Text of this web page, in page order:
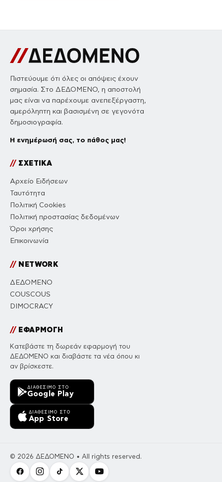
Πιστεύουμε ότι όλες οι απόψεις έχουν
σημασία. Στο ΔΕΔΟΜΕΝΟ, η αποστολή
μας είναι να παρέχουμε ανεπεξέργαστη,
αμερόληπτη και βασισμένη σε γεγονότα
δημοσιογραφία.
Η ενημέρωσή σας, το πάθος μας!
//ΣΧΕΤΙΚΑ
Αρχείο Ειδήσεων
Ταυτότητα
Πολιτική Cookies
Πολιτική προστασίας δεδομένων
Όροι χρήσης
Επικοινωνία
//NETWORK
ΔΕΔΟΜΕΝΟ
COUSCOUS
DIMOCRACY
//ΕΦΑΡΜΟΓΗ
Κατεβάστε τη δωρεάν εφαρμογή του
ΔΕΔΟΜΕΝΟ και διαβάστε τα νέα όπου κι
αν βρίσκεστε.
ΔΙΑΘΈΣΙΜΟ ΣΤΟ
Google Play
ΔΙΑΘΈΣΙΜΟ ΣΤΟ
App Store
© 2026 ΔΕΔΟΜΕΝΟ • All rights reserved.